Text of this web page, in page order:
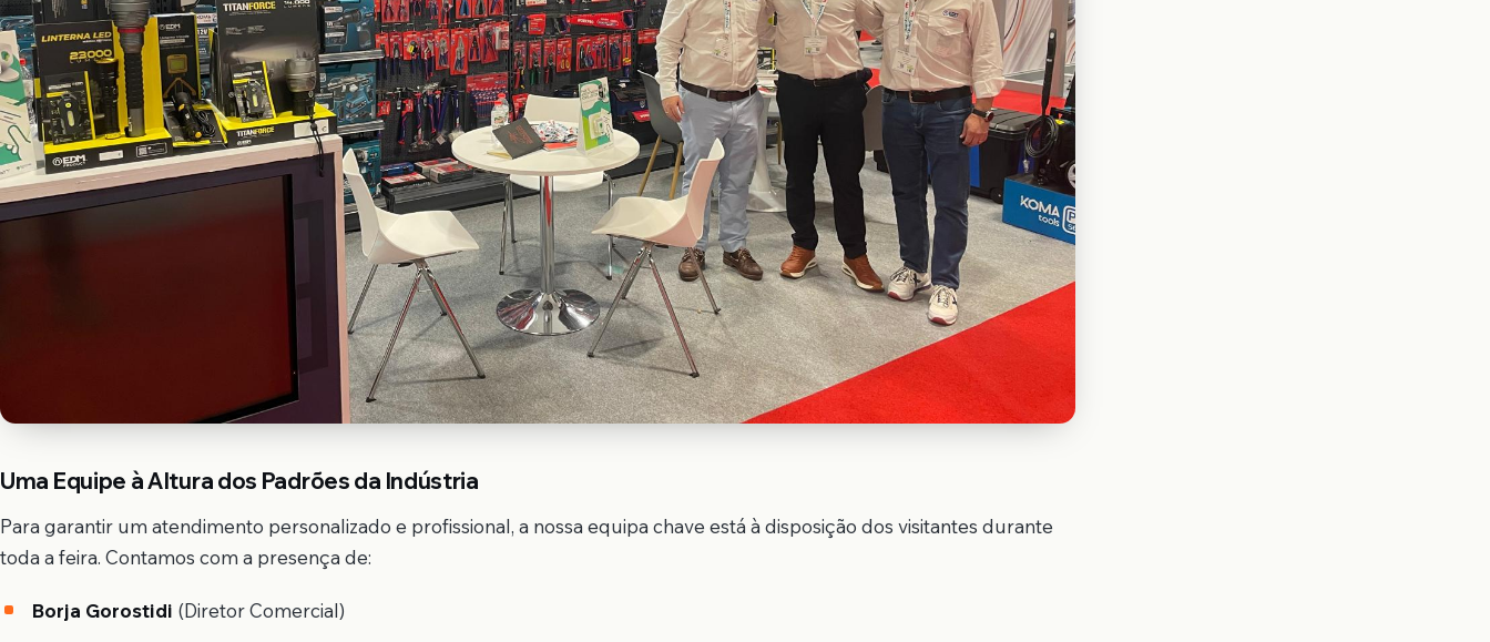
Uma Equipe à Altura dos Padrões da Indústria
Para garantir um atendimento personalizado e profissional, a nossa equipa chave está à disposição dos visitantes durante
toda a feira. Contamos com a presença de:
Borja Gorostidi (Diretor Comercial)